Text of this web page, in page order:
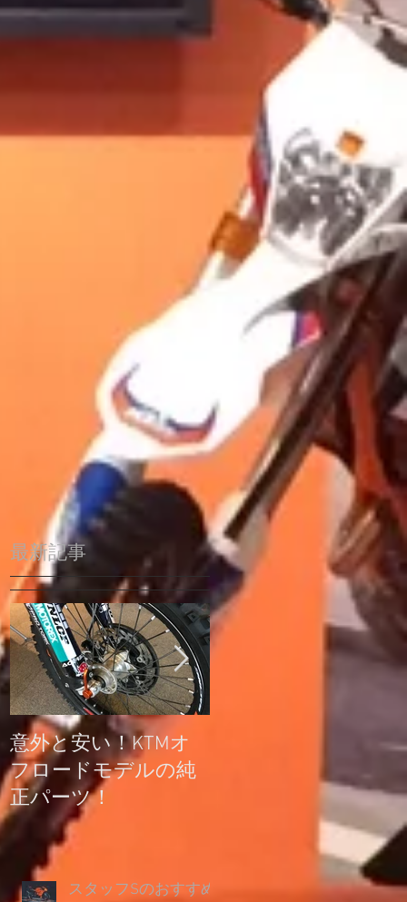
最新記事
意外と安い！KTMオ
フロードモデルの純
正パーツ！
公道走行不可モデル
スタッフSのおすすめ